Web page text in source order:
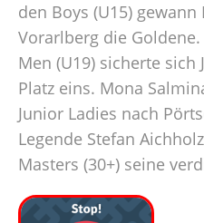
den Boys (U15) gewann
Vorarlberg die
Men (U19) sicherte sich
Platz eins. Mona
Junior Ladies nach
Legende Stefan
Masters (30+) seine